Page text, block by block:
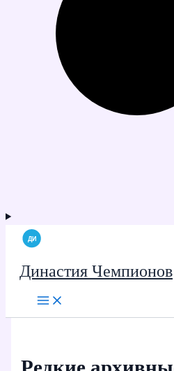
Династия Чемпионов